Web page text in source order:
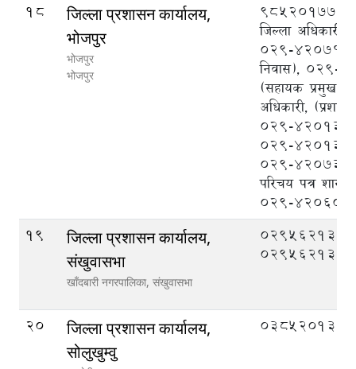
18
जिल्ला प्रशासन कार्यालय,
भोजपुर
भोजपुर
भोजपुर
९८५२०१७७७७
जिल्ला अधिकारी),
०२९-४२०७१५
निवास), ०२९-
(सहायक प्रमुख
अधिकारी, (प्रशासन
०२९-
०२९-४२०१३३/
०२९-४२०७३०
परिचय पत्र शाखा
०२९-४२०६०१)
19
जिल्ला प्रशासन कार्यालय,
संखुवासभा
खाँदबारी नगरपालिका, संखुवासभा
029562133,
029562134
20
जिल्ला प्रशासन कार्यालय,
सोलुखुम्वु
038520132